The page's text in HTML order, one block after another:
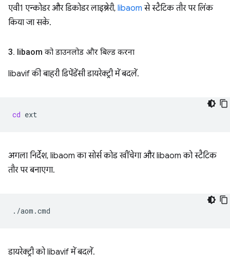
एवी1 एन्कोडर और डिकोडर लाइब्रेरी, libaom से स्टैटिक तौर पर लिंक
किया जा सके.
3. libaom को डाउनलोड और बिल्ड करना
libavif की बाहरी डिपेंडेंसी डायरेक्ट्री में बदलें.
cd
अगला निर्देश, libaom का सोर्स कोड खींचेगा और libaom को स्टैटिक
तौर पर बनाएगा.
डायरेक्ट्री को libavif में बदलें.